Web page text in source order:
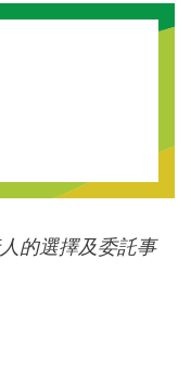
的選擇及委託事